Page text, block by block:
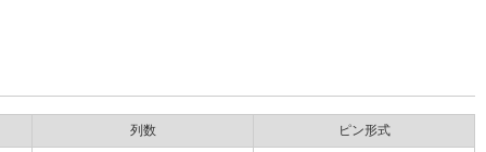
列数 ピン形式